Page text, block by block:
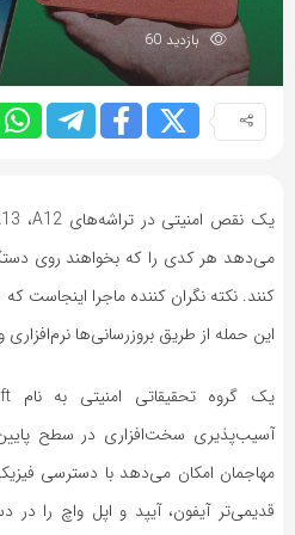
بازدید 60
یک نقص امنیتی در تراشه‌هایA12،
می‌دهد هر کدی را که بخواهند روی
کنند. نکته نگران کننده ماجرا اینجاست
این حمله از طریق بروزرسانی‌ها نرم‌افزاری
یک گروه تحقیقاتی امنیتی به نام
آسیب‌پذیری سخت‌افزاری در سطح
مهاجمان امکان می‌دهد با دسترسی
قدیمی‌تر آیفون، آیپد و اپل واچ را